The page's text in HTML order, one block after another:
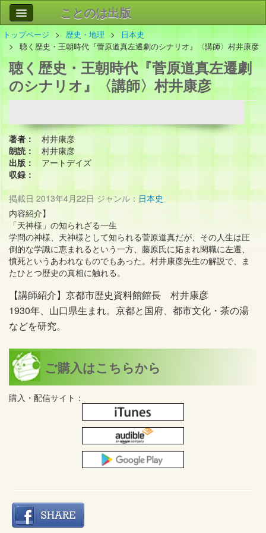
ことのは出版
作品
事業案内
会社情報
お問い合わせ
トップページ 歴史・地理
日本史
聴く歴史・王朝時代『菅原道真左遷劇のシナリオ』〈講師〉村井康彦
聴く歴史・王朝時代『菅原道真左遷劇
のシナリオ』〈講師〉村井康彦
著者：
村井康彦
朗読：
村井康彦
出版：
アートデイズ
収録：
掲載日 2013年4月22日 ジャンル： 日本史
内容紹介】
「天神様」の知られざる一生
学問の神様、天神様として知られる菅原道真だが、その人生は圧
倒的な学識に恵まれるという一方、藤原氏に妬まれ閑職に左遷、
憤死というあわれなものでもあった。村井康彦先生の解説で、ま
たひとつ歴史の真相に触れる。
【講師紹介】京都市歴史資料館館長 村井康彦
1930年、山口県生まれ。京都と国府、都市文化・茶の湯
などを研究。
ご購入はこちらから
購入・配信サイト：